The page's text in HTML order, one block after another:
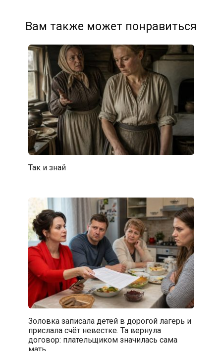
Вам также может понравиться
Так и знай
Золовка записала детей в дорогой лагерь и
прислала счёт невестке. Та вернула
договор: плательщиком значилась сама